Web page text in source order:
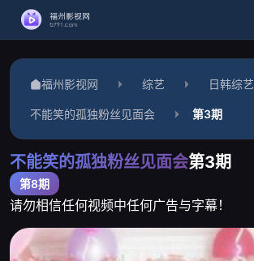
福州影视网 综艺 日韩综艺
不能笑的孤独粉丝见面会 第3期
不能笑的孤独粉丝见面会第3期
第8期
请勿相信任何视频中任何广告与字幕！